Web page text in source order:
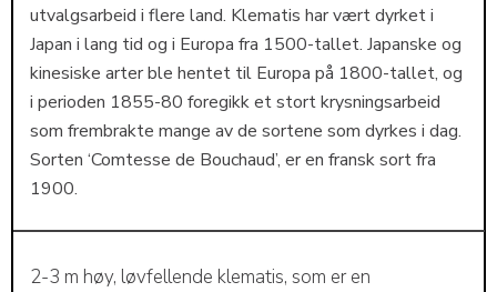
utvalgsarbeid i flere land. Klematis har vært dyrket i
Japan i lang tid og i Europa fra 1500-tallet. Japanske og
kinesiske arter ble hentet til Europa på 1800-tallet, og
i perioden 1855-80 foregikk et stort krysningsarbeid
som frembrakte mange av de sortene som dyrkes i dag.
Sorten ‘Comtesse de Bouchaud’, er en fransk sort fra
1900.
2-3 m høy, løvfellende klematis, som er en